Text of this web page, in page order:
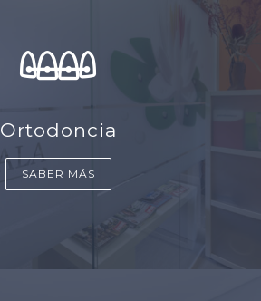
Ortodoncia
SABER MÁS